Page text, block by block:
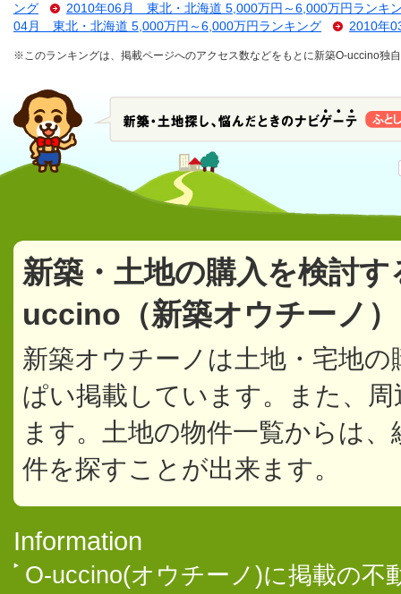
ング
2010年06月 東北・北海道 5,000万円～6,000万円ランキ
04月 東北・北海道 5,000万円～6,000万円ランキング
2010年
※このランキングは、掲載ページへのアクセス数などをもとに新築O-uccino独
新築・土地の購入を検討
uccino（新築オウチーノ
新築オウチーノは土地・宅地
ぱい掲載しています。また、
ます。土地の物件一覧からは
件を探すことが出来ます。
Information
O-uccino(オウチーノ)に掲載の不